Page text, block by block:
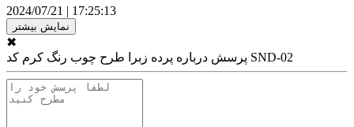
2024/07/21 | 17:25:13
نمایش بیشتر
✖
پرسش درباره پرده زبرا طرح چوب رنگ کرم کد SND-02